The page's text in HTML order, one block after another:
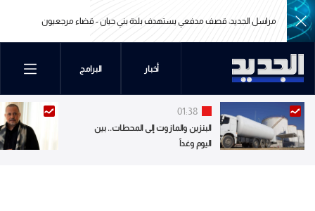
مراسل الجديد: قصف مدفعي يستهدف بلدة بني حيان - قضاء مرجعيون
مراسل الجديد: قصف مدفعي يستهدف بلدة بني حيان - قضاء مرجعيون
أخبار البرامج
01:38
البنزين والمازوت إلى المحطات.. بين
اليوم وغداً